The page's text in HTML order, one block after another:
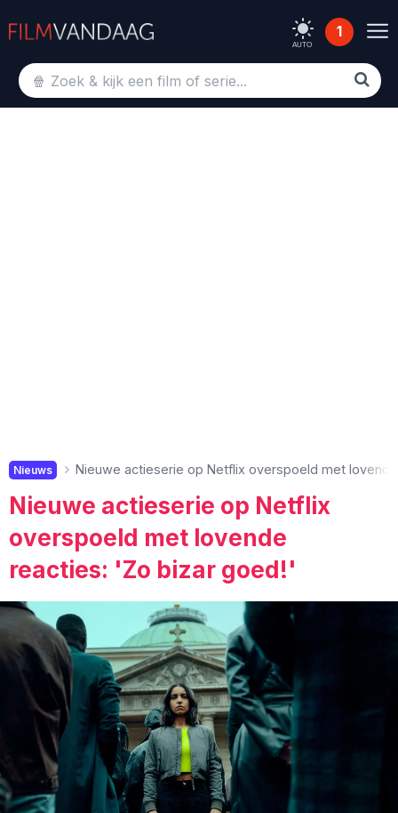
AUTO
1
Nieuws Nieuwe actieserie op Netflix overspoeld met
Nieuwe actieserie op Netflix
overspoeld met lovende
reacties: 'Zo bizar goed!'